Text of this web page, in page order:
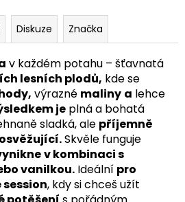
Diskuze Značka
v každém potahu – šťavnatá
lesních plodů, kde se
výrazné maliny a lehce
je plná a bohatá
sladká, ale příjemně
Skvěle funguje
v kombinaci s
vanilkou. Ideální pro
, kdy si chceš užít